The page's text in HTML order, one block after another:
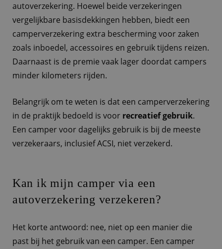
autoverzekering. Hoewel beide verzekeringen
vergelijkbare basisdekkingen hebben, biedt een
camperverzekering extra bescherming voor zaken
zoals inboedel, accessoires en gebruik tijdens reizen.
Daarnaast is de premie vaak lager doordat campers
minder kilometers rijden.
Belangrijk om te weten is dat een camperverzekering
in de praktijk bedoeld is voor recreatief gebruik.
Een camper voor dagelijks gebruik is bij de meeste
verzekeraars, inclusief ACSI, niet verzekerd.
Kan ik mijn camper via een
autoverzekering verzekeren?
Het korte antwoord: nee, niet op een manier die
past bij het gebruik van een camper. Een camper